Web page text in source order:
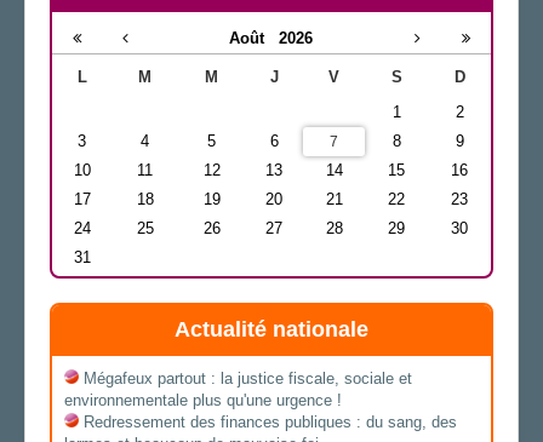
Août 2026
L M M J V S
D
1
2
3
4 5 6 7 8
9
10
11 12 13 14 15
16
17
18 19 20 21 22
23
24
25 26 27 28 29
30
31
Actualité nationale
Mégafeux partout : la justice fiscale, sociale et
environnementale plus qu'une urgence !
Redressement des finances publiques : du sang, des